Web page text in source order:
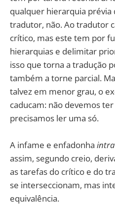
qualquer hierarquia prévia
tradutor, não. Ao tradutor
crítico, mas este tem por
hierarquias e delimitar
isso que torna a tradução
também a torne parcial.
talvez em menor grau, o
caducam: não devemos
precisamos ler uma só.
A infame e enfadonha
assim, segundo creio,
as tarefas do crítico e do
se interseccionam, mas
equivalência.